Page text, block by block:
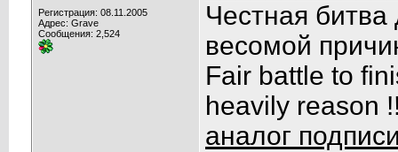
Регистрация: 08.11.2005
Адрес: Grave
Сообщения: 2,524
Честная
весомой
Fair battle to
heavily reason
аналог